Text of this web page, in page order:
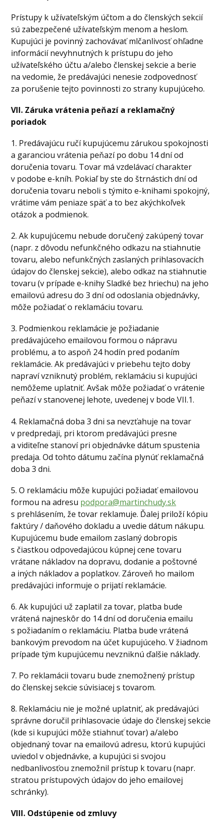
Prístupy k užívateľským účtom a do členských sekcií
sú zabezpečené užívateľským menom a heslom.
Kupujúci je povinný zachovávať mlčanlivosť ohľadne
informácií nevyhnutných k prístupu do jeho
užívateľského účtu a/alebo členskej sekcie a berie
na vedomie, že predávajúci nenesie zodpovednosť
za porušenie tejto povinnosti zo strany kupujúceho.
VII. Záruka vrátenia peňazí a reklamačný
poriadok
1. Predávajúcu ručí kupujúcemu zárukou spokojnosti
a garanciou vrátenia peňazí po dobu 14 dní od
doručenia tovaru. Tovar má vzdelávací charakter
v podobe e-kníh. Pokiaľ by ste do štrnástich dní od
doručenia tovaru neboli s týmito e-knihami spokojný,
vrátime vám peniaze späť a to bez akýchkoľvek
otázok a podmienok.
2. Ak kupujúcemu nebude doručený zakúpený tovar
(napr. z dôvodu nefunkčného odkazu na stiahnutie
tovaru, alebo nefunkčných zaslaných prihlasovacích
údajov do členskej sekcie), alebo odkaz na stiahnutie
tovaru (v prípade e-knihy Sladké bez hriechu) na jeho
emailovú adresu do 3 dní od odoslania objednávky,
môže požiadať o reklamáciu tovaru.
3. Podmienkou reklamácie je požiadanie
predávajúceho emailovou formou o nápravu
problému, a to aspoň 24 hodín pred podaním
reklamácie. Ak predávajúci v priebehu tejto doby
napraví vzniknutý problém, reklamáciu si kupujúci
nemôžeme uplatniť. Avšak môže požiadať o vrátenie
peňazí v stanovenej lehote, uvedenej v bode VII.1.
4. Reklamačná doba 3 dni sa nevzťahuje na tovar
v predpredaji, pri ktorom predávajúci presne
a viditeľne stanoví pri objednávke dátum spustenia
predaja. Od tohto dátumu začína plynúť reklamačná
doba 3 dni.
5. O reklamáciu môže kupujúci požiadať emailovou
formou na adresu podpora@martinchudy.sk
s prehlásením, že tovar reklamuje. Ďalej priloží kópiu
faktúry / daňového dokladu a uvedie dátum nákupu.
Kupujúcemu bude emailom zaslaný dobropis
s čiastkou odpovedajúcou kúpnej cene tovaru
vrátane nákladov na dopravu, dodanie a poštovné
a iných nákladov a poplatkov. Zároveň ho mailom
predávajúci informuje o prijatí reklamácie.
6. Ak kupujúci už zaplatil za tovar, platba bude
vrátená najneskôr do 14 dní od doručenia emailu
s požiadaním o reklamáciu. Platba bude vrátená
bankovým prevodom na účet kupujúceho. V žiadnom
prípade tým kupujúcemu nevzniknú ďalšie náklady.
7. Po reklamácii tovaru bude znemožnený prístup
do členskej sekcie súvisiacej s tovarom.
8. Reklamáciu nie je možné uplatniť, ak predávajúci
správne doručil prihlasovacie údaje do členskej sekcie
(kde si kupujúci môže stiahnuť tovar) a/alebo
objednaný tovar na emailovú adresu, ktorú kupujúci
uviedol v objednávke, a kupujúci si svojou
nedbanlivosťou znemožnil prístup k tovaru (napr.
stratou prístupových údajov do jeho emailovej
schránky).
VIII. Odstúpenie od zmluvy